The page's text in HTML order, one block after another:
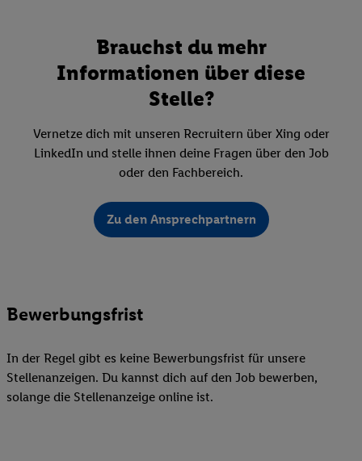
Brauchst du mehr
Informationen über diese
Stelle?
Vernetze dich mit unseren Recruitern über Xing oder
LinkedIn und stelle ihnen deine Fragen über den Job
oder den Fachbereich.
Zu den Ansprechpartnern
Bewerbungsfrist
In der Regel gibt es keine Bewerbungsfrist für unsere
Stellenanzeigen. Du kannst dich auf den Job bewerben,
solange die Stellenanzeige online ist.